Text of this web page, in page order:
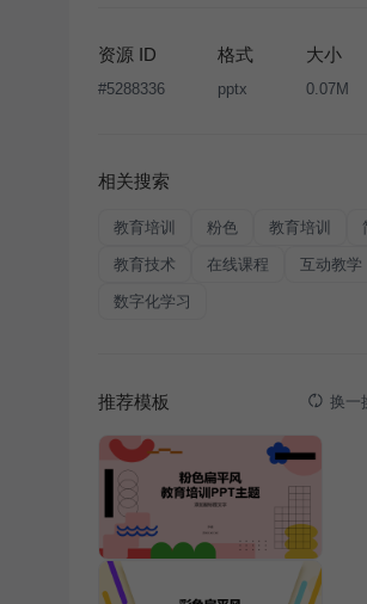
版权声明
条款，禁止任何形式的转让、
经投权许可任何人不得擅自转载和分发
资源 ID
#5288336
格式
pptx
大小
0.07M
相关搜索
教育培训 粉色 教育培训
教育技术 在线课程 互动教学
数字化学习
推荐模板 换一